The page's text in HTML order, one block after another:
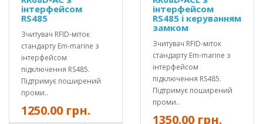
інтерфейсом
RS485
Зчитувач RFID-міток
стандарту Em-marine з
інтерфейсом
підключення RS485.
Підтримує поширений
проми..
1250.00 грн.
інтерфейсом
RS485 і керуванням
замком
Зчитувач RFID-міток
стандарту Em-marine з
інтерфейсом
підключення RS485.
Підтримує поширений
проми..
1350.00 грн.